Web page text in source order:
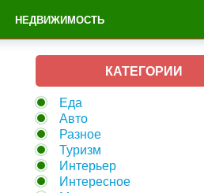
НЕДВИЖИМОСТЬ
КАТЕГОРИИ
Еда
Авто
Разное
Туризм
Интерьер
Интересное